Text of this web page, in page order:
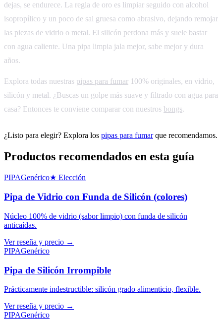
dejas, se endurece. La regla de oro es limpiar seguido con alcohol
isopropílico y un poco de sal gruesa como abrasivo, dejando remojar
las piezas de vidrio o metal. El silicón perdona más y suele bastar
con agua caliente. Una pipa limpia jala mejor, sabe mejor y dura
años.
Explora todas nuestras pipas para fumar 100% originales, en vidrio,
silicón y metal. ¿Buscas un golpe más suave y filtrado con agua para
casa? Entonces te conviene comparar con nuestros bongs.
¿Listo para elegir? Explora los pipas para fumar que recomendamos.
Productos recomendados en esta guía
PIPAGenérico★ Elección
Pipa de Vidrio con Funda de Silicón (colores)
Núcleo 100% de vidrio (sabor limpio) con funda de silicón
anticaídas.
Ver reseña y precio →
PIPAGenérico
Pipa de Silicón Irrompible
Prácticamente indestructible: silicón grado alimenticio, flexible.
Ver reseña y precio →
PIPAGenérico